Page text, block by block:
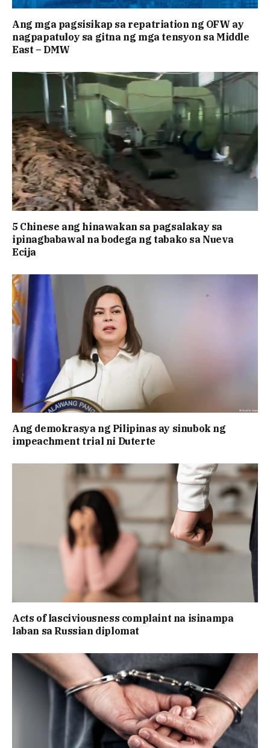
Ang mga pagsisikap sa repatriation ng OFW ay
nagpapatuloy sa gitna ng mga tensyon sa Middle
East – DMW
5 Chinese ang hinawakan sa pagsalakay sa
ipinagbabawal na bodega ng tabako sa Nueva
Ecija
Ang demokrasya ng Pilipinas ay sinubok ng
impeachment trial ni Duterte
Acts of lasciviousness complaint na isinampa
laban sa Russian diplomat